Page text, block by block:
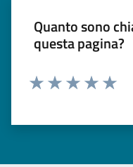
Quanto sono
questa pagina?